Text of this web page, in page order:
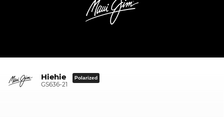
Hiehie
GS636-21
Polarized